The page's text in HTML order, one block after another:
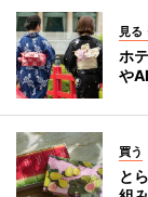
見る
ホ
や
買う
と